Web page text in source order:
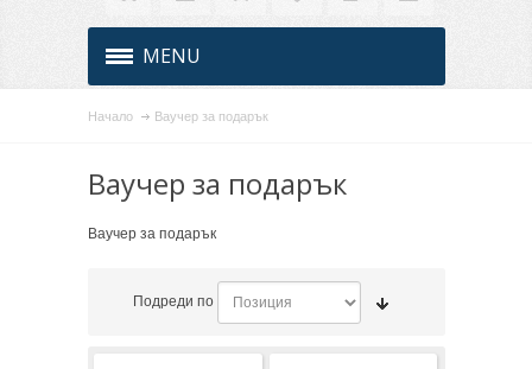
MENU
Начало Ваучер за подарък
Ваучер за подарък
Ваучер за подарък
Подреди по